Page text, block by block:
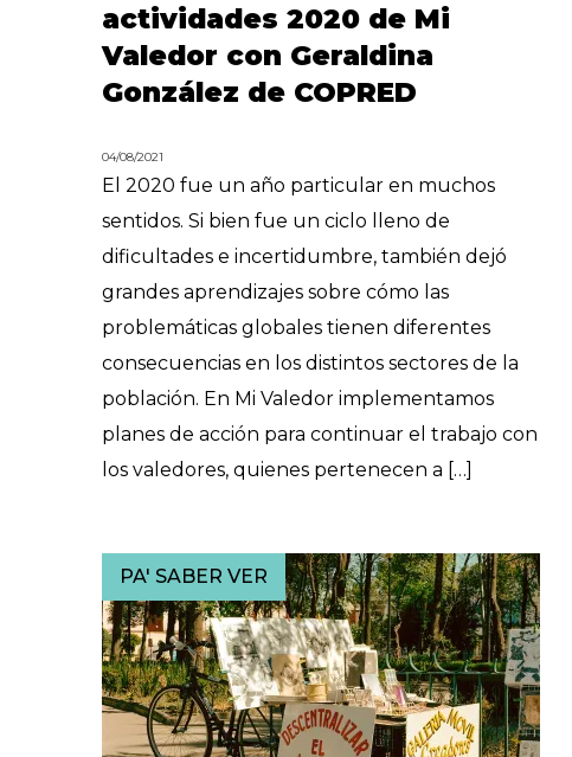
actividades 2020 de Mi
Valedor con Geraldina
González de COPRED
04/08/2021
El 2020 fue un año particular en muchos
sentidos. Si bien fue un ciclo lleno de
dificultades e incertidumbre, también dejó
grandes aprendizajes sobre cómo las
problemáticas globales tienen diferentes
consecuencias en los distintos sectores de la
población. En Mi Valedor implementamos
planes de acción para continuar el trabajo con
los valedores, quienes pertenecen a […]
PA' SABER VER